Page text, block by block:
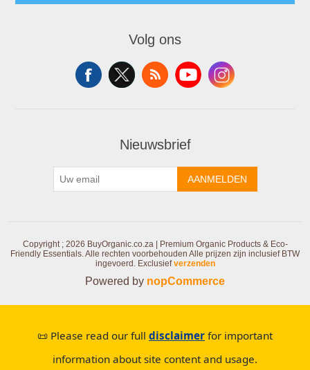
Volg ons
Nieuwsbrief
AANMELDEN
Copyright ; 2026 BuyOrganic.co.za | Premium Organic Products & Eco-
Friendly Essentials. Alle rechten voorbehouden Alle prijzen zijn inclusief BTW
ingevoerd. Exclusiefverzenden
Powered by nopCommerce
📜 Please read our full disclaimer for important
information about site content and usage.